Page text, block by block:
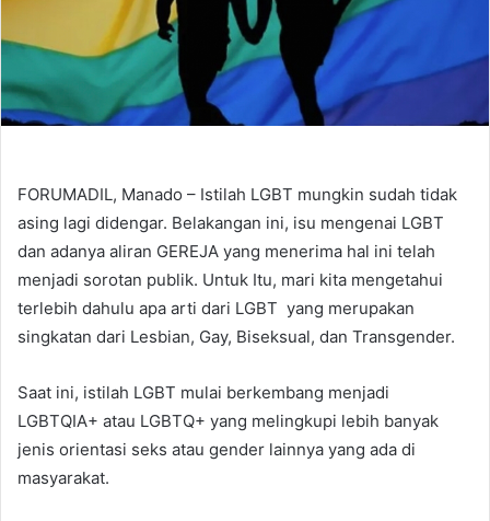
FORUMADIL, Manado – Istilah LGBT mungkin sudah tidak
asing lagi didengar. Belakangan ini, isu mengenai LGBT
dan adanya aliran GEREJA yang menerima hal ini telah
menjadi sorotan publik. Untuk Itu, mari kita mengetahui
terlebih dahulu apa arti dari LGBT yang merupakan
singkatan dari Lesbian, Gay, Biseksual, dan Transgender.
Saat ini, istilah LGBT mulai berkembang menjadi
LGBTQIA+ atau LGBTQ+ yang melingkupi lebih banyak
jenis orientasi seks atau gender lainnya yang ada di
masyarakat.